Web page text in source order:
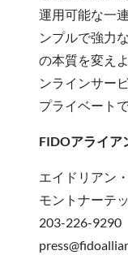
運用可能な一
ンプルで強力
の本質を変え
ンラインサー
プライベート
FIDOアライア
エイドリアン
モントナーテ
203-226-9290